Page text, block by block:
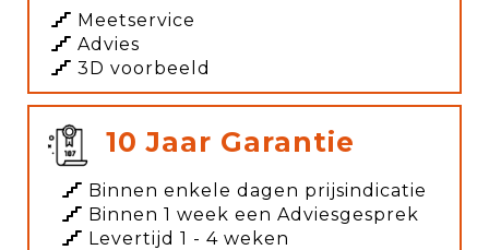
Meetservice
Advies
3D voorbeeld
10 Jaar Garantie
Binnen enkele dagen prijsindicatie
Binnen 1 week een Adviesgesprek
Levertijd 1 - 4 weken